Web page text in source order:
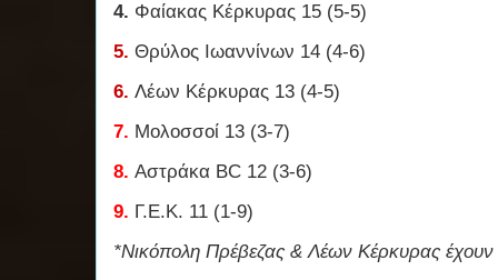
4. Φαίακας Κέρκυρας 15 (5-5)
5. Θρύλος Ιωαννίνων 14 (4-6)
6. Λέων Κέρκυρας 13 (4-5)
7. Μολοσσοί 13 (3-7)
8. Αστράκα BC 12 (3-6)
9. Γ.Ε.Κ. 11 (1-9)
*Νικόπολη Πρέβεζας & Λέων Κέρκυρας έχουν